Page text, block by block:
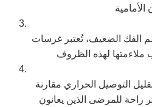
الفك الضعيف، تُعتبر غرسات
التوصيل الحراري مقارنة
راحة للمرضى الذين يعانون